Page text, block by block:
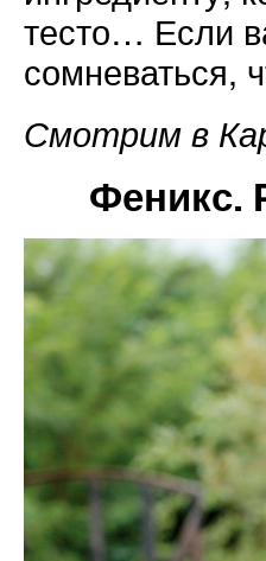
тесто… Если
сомневаться,
Смотрим в
Феникс.